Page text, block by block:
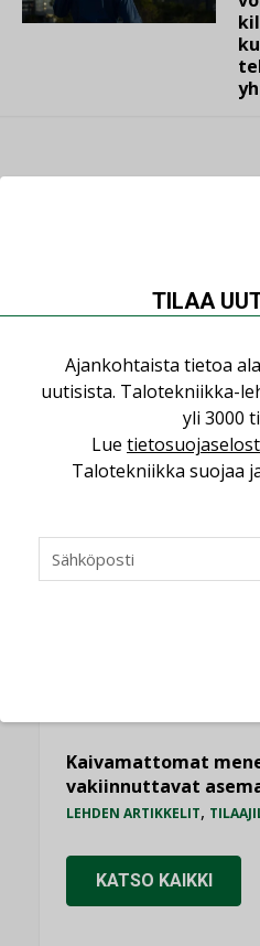
Viikko
LEHDEN ARTIKKELIT
Jarno Hacklin Cervin
”Asiakkaat hakevat
yhdistävät useita
Sähköistyminen
Kaivamattomat
vakiinnuttavat
LEHDEN ARTIKKELIT,
KATSO KAIKKI
TILAA
Ajankohtaista tietoa
uutisista. Talotekniikka-
yli 3000
Lue
Talotekniikka suojaa